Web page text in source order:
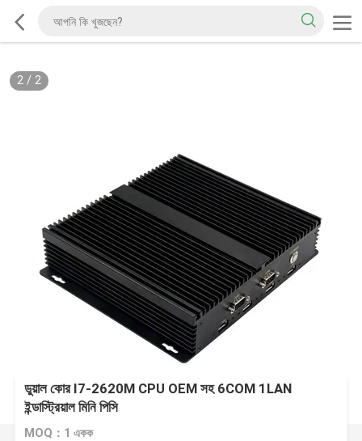
2/ 2
ডুয়াল কোর I7-2620M CPU OEM সহ 6COM 1LAN
ইন্ডাস্ট্রিয়াল মিনি পিসি
MOQ：1 একক